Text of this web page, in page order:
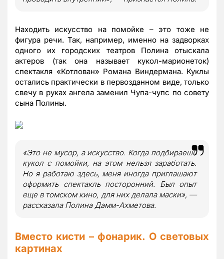
Находить искусство на помойке – это тоже не
фигура речи. Так, например, именно на задворках
одного их городских театров Полина отыскала
актеров (так она называет кукол-марионеток)
спектакля «Котлован» Романа Виндермана. Куклы
остались практически в первозданном виде, только
свечу в руках ангела заменил Чупа-чупс по совету
сына Полины.
«Это не мусор, а искусство. Когда подбираешь
кукол с помойки, на этом нельзя заработать.
Но я работаю здесь, меня иногда приглашают
оформить спектакль посторонний. Был опыт
еще в томском кино, для них делала маски», —
рассказала Полина Дамм-Ахметова.
Вместо кисти – фонарик. О световых
картинах